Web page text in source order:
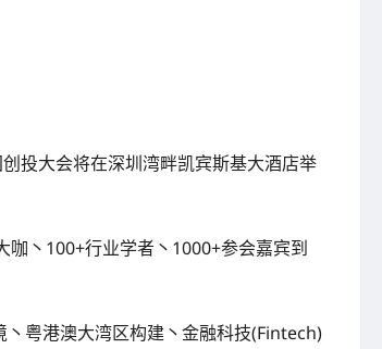
投大会将在深圳湾畔凯宾斯基大酒店举
丶100+行业学者丶1000+参会嘉宾到
粤港澳大湾区构建丶金融科技(Fintech)